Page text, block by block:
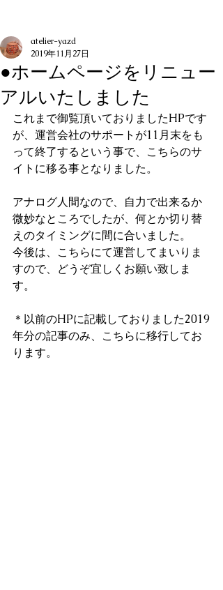
●ホームページをリニュー
アルいたしました
atelier-yazd
2019年11月27日
これまで御覧頂いておりましたHPです
が、運営会社のサポートが11月末をも
って終了するという事で、こちらのサ
イトに移る事となりました。
アナログ人間なので、自力で出来るか
微妙なところでしたが、何とか切り替
えのタイミングに間に合いました。
今後は、こちらにて運営してまいりま
すので、どうぞ宜しくお願い致しま
す。
＊以前のHPに記載しておりました2019
年分の記事のみ、こちらに移行してお
ります。